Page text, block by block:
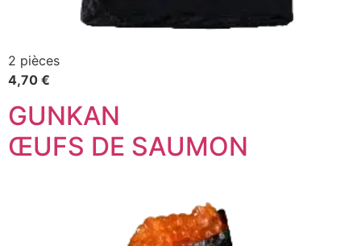
2 pièces
4,70 €
GUNKAN
ŒUFS DE SAUMON